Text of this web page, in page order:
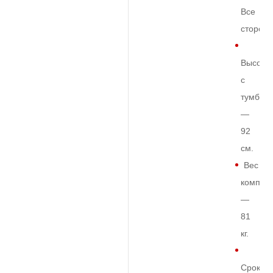
Все
Высота
с
тумбой
—
92
см.
Вес
—
81
кг.
Срок